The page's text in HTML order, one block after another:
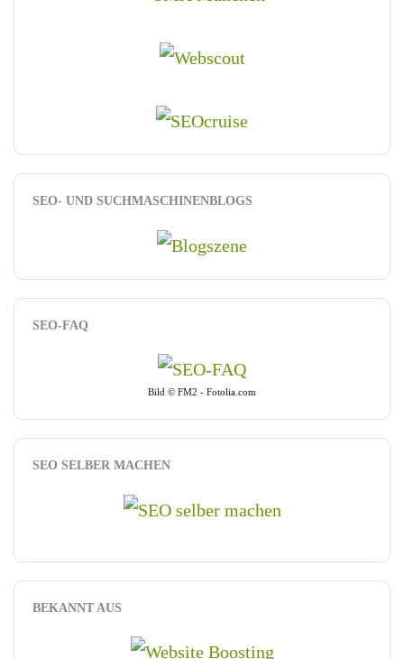
SEO- UND SUCHMASCHINENBLOGS
SEO-FAQ
Bild © FM2 - Fotolia.com
SEO SELBER MACHEN
BEKANNT AUS